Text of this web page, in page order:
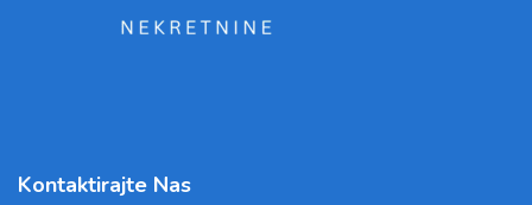
Kontaktirajte Nas